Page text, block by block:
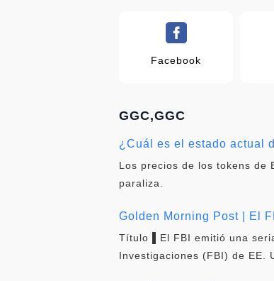
Facebook
GGC,GGC
¿Cuál es el estado actual
Los precios de los tokens de
paraliza.
Golden Morning Post | El
Título ▌El FBI emitió una
Investigaciones (FBI) de EE.